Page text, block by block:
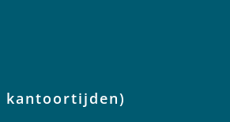
kantoortijden)